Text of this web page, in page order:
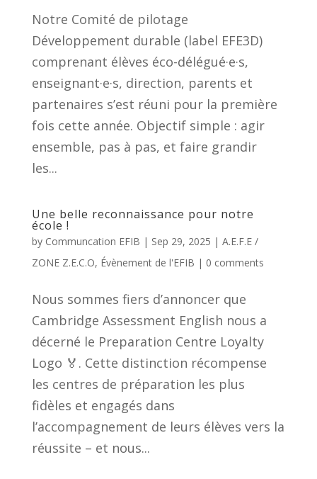
Notre Comité de pilotage
Développement durable (label EFE3D)
comprenant élèves éco-délégué·e·s,
enseignant·e·s, direction, parents et
partenaires s’est réuni pour la première
fois cette année. Objectif simple : agir
ensemble, pas à pas, et faire grandir
les...
Une belle reconnaissance pour notre
école !
by Communcation EFIB | Sep 29, 2025 | A.E.F.E /
ZONE Z.E.C.O, Évènement de l'EFIB | 0 comments
Nous sommes fiers d’annoncer que
Cambridge Assessment English nous a
décerné le Preparation Centre Loyalty
Logo 🏅. Cette distinction récompense
les centres de préparation les plus
fidèles et engagés dans
l’accompagnement de leurs élèves vers la
réussite – et nous...